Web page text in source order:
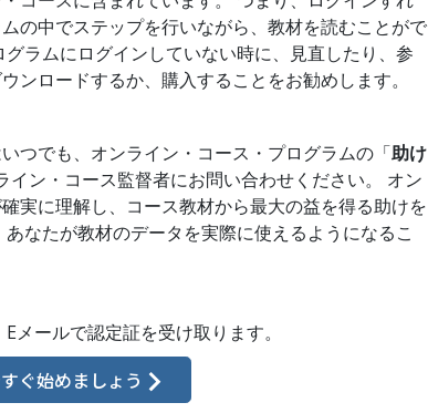
の中でステップを行いながら、教材を読むことがで
ラムにログインしていない時に、見直したり、参
ンロードするか、購入することをお勧めします。
つでも、オンライン・コース・プログラムの「助け
イン・コース監督者にお問い合わせください。 オン
実に理解し、コース教材から最大の益を得る助けを
なたが教材のデータを実際に使えるようになるこ
Eメールで認定証を受け取ります。
ぐ始めましょう